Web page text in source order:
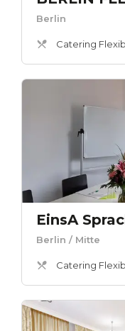
Berlin
Catering
Berlin / Mitte
Catering